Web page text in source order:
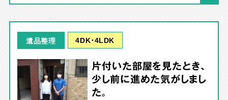
遺品整理 4DK･4LDK
片付いた部屋を見たとき、
少し前に進めた気がしまし
た。